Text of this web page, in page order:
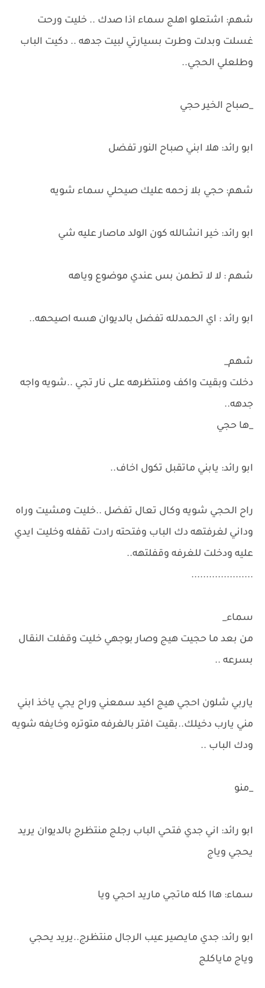
شهم: اشتعلو اهلج سماء اذا صدك .. خليت ورحت
غسلت وبدلت وطرت بسيارتي لبيت جدهه .. دكيت الباب
وطلعلي الحجي..
_صباح الخير حجي
ابو رائد: هلا ابني صباح النور تفضل
شهم: حجي بلا زحمه عليك صيحلي سماء شويه
ابو رائد: خير انشالله كون الولد ماصار عليه شي
شهم : لا لا تطمن بس عندي موضوع وياهه
ابو رائد : اي الحمدلله تفضل بالديوان هسه اصيحهه..
شهم_
دخلت وبقيت واكف ومنتظرهه على نار تجي ..شويه واجه
جدهه..
_ها حجي
ابو رائد: يابني ماتقبل تكول اخاف..
راح الحجي شويه وكال تعال تفضل ..خليت ومشيت وراه
وداني لغرفتهه دك الباب وفتحته رادت تقفله وخليت ايدي
عليه ودخلت للغرفه وقفلتهه..
.....................
سماء_
من بعد ما حجيت هيج وصار بوجهي خليت وقفلت النقال
بسرعه ..
ياربي شلون احجي هيج اكيد سمعني وراح يجي ياخذ ابني
مني يارب دخيلك..بقيت افتر بالغرفه متوتره وخايفه شويه
ودك الباب ..
_منو
ابو رائد: اني جدي فتحي الباب رجلج منتظرج بالديوان يريد
يحجي وياج
سماء: هاا كله ماتجي ماريد احجي ويا
ابو رائد: جدي مايصير عيب الرجال منتظرج..يريد يحجي
وياج ماياكلج